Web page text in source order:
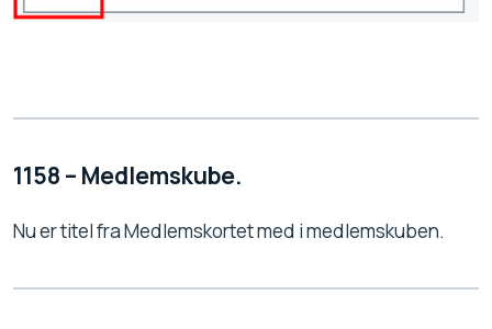
1158 – Medlemskube.
Nu er titel fra Medlemskortet med i medlemskuben.